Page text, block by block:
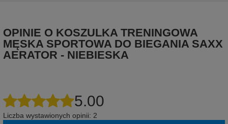
OPINIE O KOSZULKA TRENINGOWA
MĘSKA SPORTOWA DO BIEGANIA SAXX
AERATOR - NIEBIESKA
5.00
Liczba wystawionych opinii: 2